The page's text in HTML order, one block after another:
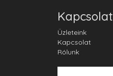
Kapcsolat
Üzleteink
Kapcsolat
Rólunk